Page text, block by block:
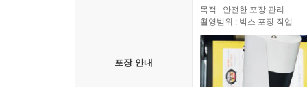
포장 안내
목적 : 안전한 포장 관리
촬영범위 : 박스 포장 작업